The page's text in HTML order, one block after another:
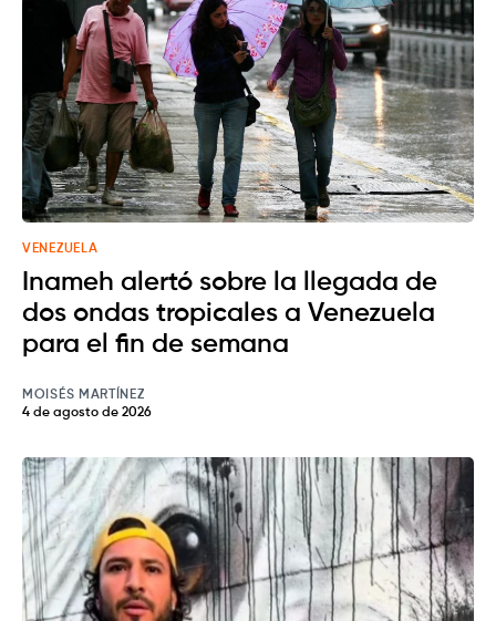
VENEZUELA
Inameh alertó sobre la llegada de
dos ondas tropicales a Venezuela
para el fin de semana
MOISÉS MARTÍNEZ
4 de agosto de 2026